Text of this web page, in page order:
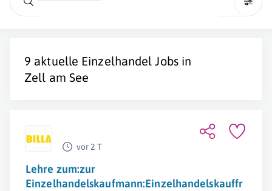
9 aktuelle Einzelhandel Jobs in
Zell am See
vor 2 T
Lehre zum:zur
Einzelhandelskaufmann:Einzelhandelskauffr